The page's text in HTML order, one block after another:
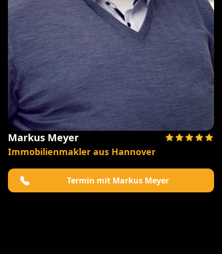
Markus Meyer
Immobilienmakler aus Hannover
Termin mit Markus Meyer